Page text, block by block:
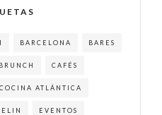
BARCELONA BARES
BRUNCH CAFÉS
COCINA ATLÁNTICA
EVENTOS